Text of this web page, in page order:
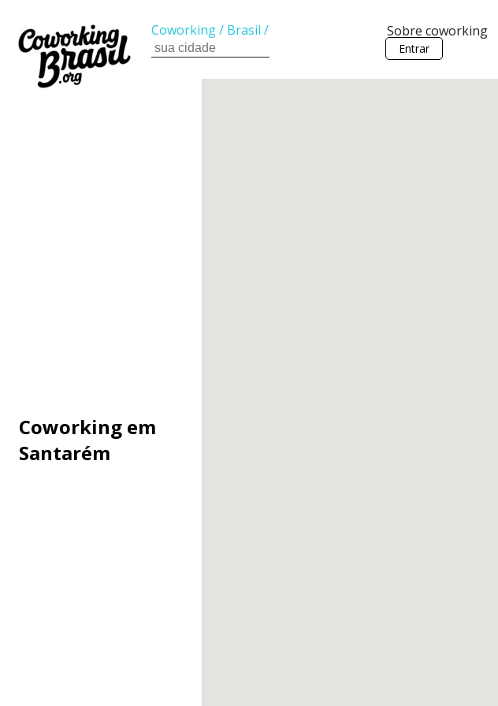
Sobre coworking
Entrar
Coworking/ Brasil /
Coworking em
Santarém